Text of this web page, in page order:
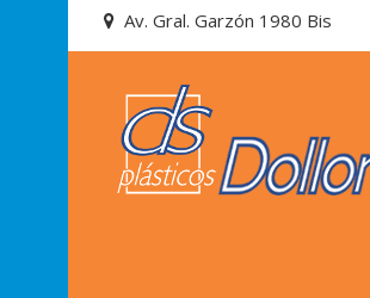
Skip
Skip
Av. Gral. Garzón 1980 Bis